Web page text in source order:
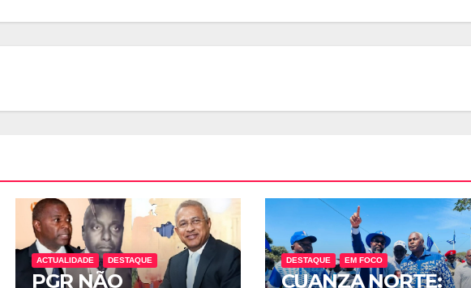
ACTUALIDADE DESTAQUE
PGR NÃO
DESTAQUE EM FOCO
CUANZA NORTE: